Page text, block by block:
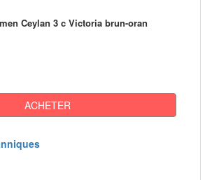
Ceylan 3 c Victoria brun-oran
ACHETER